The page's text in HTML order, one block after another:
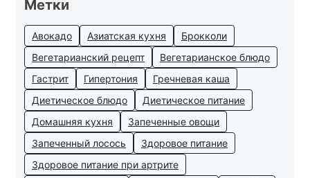
Метки
Авокадо Азиатская кухня
Брокколи
Вегетарианский рецепт
Вегетарианское блюдо
Гастрит
Гипертония
Гречневая каша
Диетическое блюдо
Диетическое питание
Домашняя кухня
Запеченные овощи
Запеченный лосось
Здоровое питание
Здоровое питание при артрите